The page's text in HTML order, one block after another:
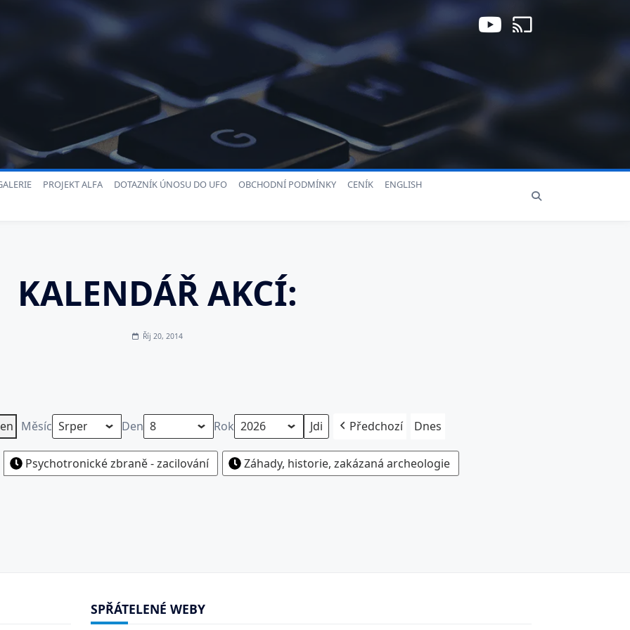
PROJEKT ALFA DOTAZNÍK ÚNOSU DO UFO OBCHODNÍ PODMÍNKY CENÍK
ENGLISH
KALENDÁŘ AKCÍ:
Říj 20, 2014
Měsíc Den Rok Předchozí Dnes
Psychotronické zbraně - zacilování Záhady, historie, zakázaná archeologie
SPŘÁTELENÉ WEBY